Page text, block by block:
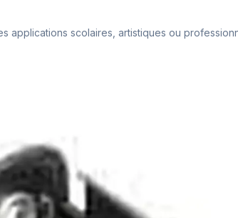
scolaires, artistiques ou